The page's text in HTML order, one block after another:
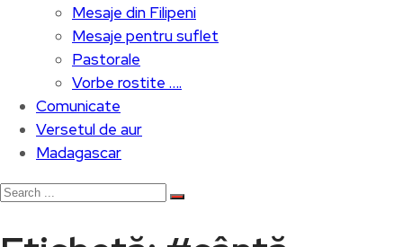
Mesaje din Filipeni
Mesaje pentru suflet
Pastorale
Vorbe rostite ….
Comunicate
Versetul de aur
Madagascar